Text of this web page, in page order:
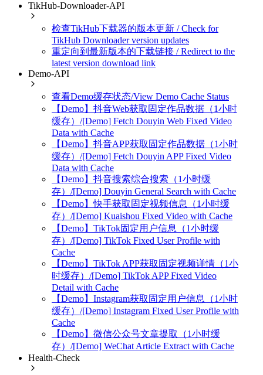
TikHub-Downloader-API
检查TikHub下载器的版本更新 / Check for
TikHub Downloader version updates
重定向到最新版本的下载链接 / Redirect to the
latest version download link
Demo-API
查看Demo缓存状态/View Demo Cache Status
【Demo】抖音Web获取固定作品数据（1小时
缓存）/[Demo] Fetch Douyin Web Fixed Video
Data with Cache
【Demo】抖音APP获取固定作品数据（1小时
缓存）/[Demo] Fetch Douyin APP Fixed Video
Data with Cache
【Demo】抖音搜索综合搜索（1小时缓
存）/[Demo] Douyin General Search with Cache
【Demo】快手获取固定视频信息（1小时缓
存）/[Demo] Kuaishou Fixed Video with Cache
【Demo】TikTok固定用户信息（1小时缓
存）/[Demo] TikTok Fixed User Profile with
Cache
【Demo】TikTok APP获取固定视频详情（1小
时缓存）/[Demo] TikTok APP Fixed Video
Detail with Cache
【Demo】Instagram获取固定用户信息（1小时
缓存）/[Demo] Instagram Fixed User Profile with
Cache
【Demo】微信公众号文章提取（1小时缓
存）/[Demo] WeChat Article Extract with Cache
Health-Check